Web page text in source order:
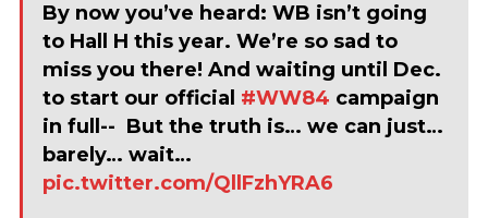
By now you’ve heard: WB isn’t going
to Hall H this year. We’re so sad to
miss you there! And waiting until Dec.
to start our official #WW84 campaign
in full-- But the truth is… we can just…
barely… wait…
pic.twitter.com/QllFzhYRA6